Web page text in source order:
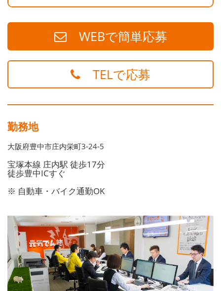
WEBで簡単応募
TELで応募
勤務地
大阪府豊中市庄内栄町3-24-5
宝塚本線 庄内駅 徒歩17分
徒歩豊中ICすぐ
※ 自動車・バイク通勤OK